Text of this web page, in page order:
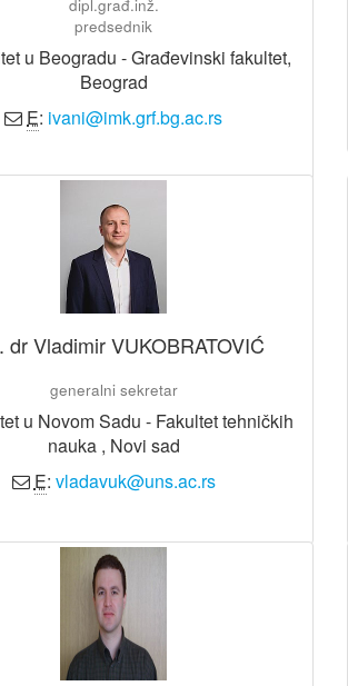
dipl.građ.inž.
predsednik
u Beogradu - Građevinski fakultet,
Beograd
E: ivani@imk.grf.bg.ac.rs
dr Vladimir VUKOBRATOVIĆ
generalni sekretar
u Novom Sadu - Fakultet tehničkih
nauka , Novi sad
E: vladavuk@uns.ac.rs